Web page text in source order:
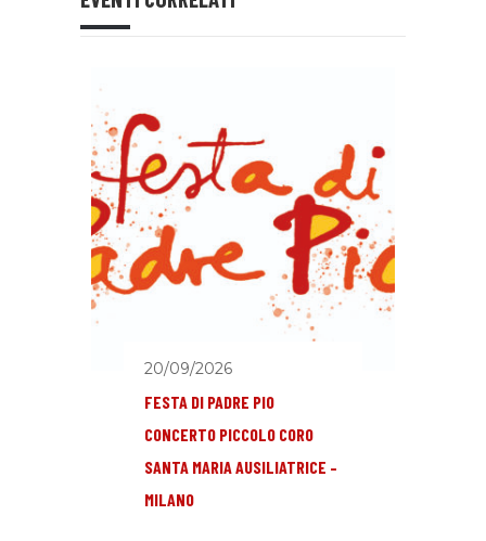
20/09/2026
FESTA DI PADRE PIO
CONCERTO PICCOLO CORO
SANTA MARIA AUSILIATRICE –
MILANO